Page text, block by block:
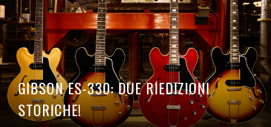
GIBSON ES-330: DUE RIEDIZIONI
STORICHE!